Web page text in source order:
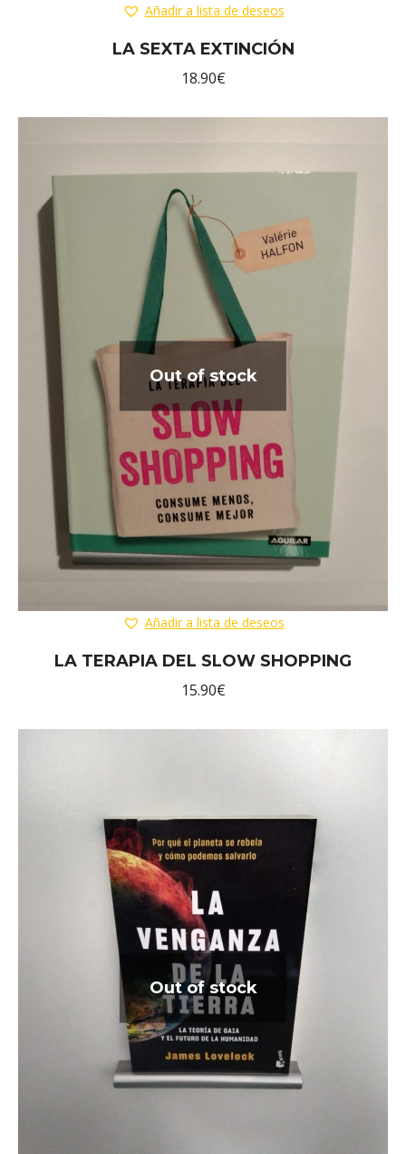
Añadir a lista de deseos
LA SEXTA EXTINCIÓN
18.90€
Out of stock
Añadir a lista de deseos
LA TERAPIA DEL SLOW SHOPPING
15.90€
Out of stock